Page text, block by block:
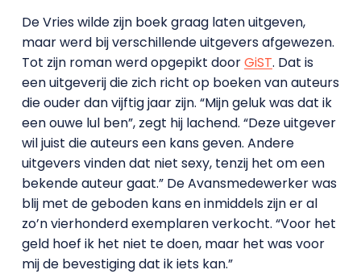
De Vries wilde zijn boek graag laten uitgeven,
maar werd bij verschillende uitgevers afgewezen.
Tot zijn roman werd opgepikt doorGiST. Dat is
een uitgeverij die zich richt op boeken van auteurs
die ouder dan vijftig jaar zijn. “Mijn geluk was dat ik
een ouwe lul ben”, zegt hij lachend. “Deze uitgever
wil juist die auteurs een kans geven. Andere
uitgevers vinden dat niet sexy, tenzij het om een
bekende auteur gaat.” De Avansmedewerker was
blij met de geboden kans en inmiddels zijn er al
zo’n vierhonderd exemplaren verkocht. “Voor het
geld hoef ik het niet te doen, maar het was voor
mij de bevestiging dat ik iets kan.”